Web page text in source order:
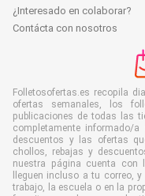
¿Interesado en colaborar?
Contácta con nosotros
Folletosofertas.es recopila
ofertas semanales, los
publicaciones de todas las
completamente informado/
descuentos y las ofertas
chollos, rebajas y
nuestra página cuenta con
lleguen incluso a tu correo,
trabajo, la escuela o en la